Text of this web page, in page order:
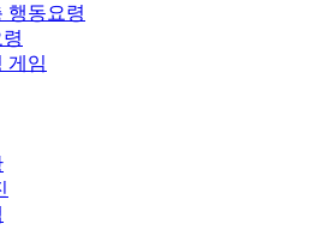
행동요령
게임